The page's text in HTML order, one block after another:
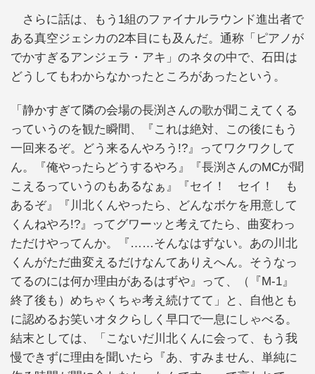
さらに話は、もう1組のファイナルラウンド進出者で
ある真空ジェシカの2本目にも及んだ。通称「ピアノが
でかすぎるアンジェラ・アキ」のネタの中で、石田は
どうしてもわからなかったところがあったという。
「静かすぎて隣の会場の長渕さんの歌が聞こえてくる
っていうのを観た瞬間、『これは絶対、この後にもう
一回来るぞ。どう来るんやろう!?』ってワクワクして
ん。『俺やったらどうするやろ』『長渕さんのMCが聞
こえるっていうのもあるなぁ』『セイ！ セイ！ も
あるぞ』『川北くんやったら、どんなボケを用意して
くんねやろ!?』ってグワーッと考えてたら、曲変わっ
ただけやってんか。『……そんなはずない。あの川北
くんがただ曲変えるだけなんてありえへん。そうなっ
てるのには何か理由があるはずや』って、（『M‐1』
終了後も）めちゃくちゃ考え続けてて」と、自他とも
に認めるお笑いオタクらしく早口で一息にしゃべる。
結末としては、「こないだ川北くんに会って、もう我
慢できずに理由を聞いたら『あ、すみません、単純に